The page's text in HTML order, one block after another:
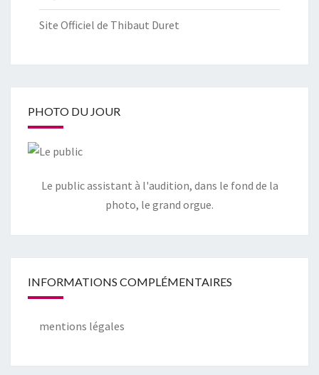
Site Officiel de Thibaut Duret
PHOTO DU JOUR
Le public assistant à l'audition, dans le fond de la
photo, le grand orgue.
INFORMATIONS COMPLÉMENTAIRES
mentions légales